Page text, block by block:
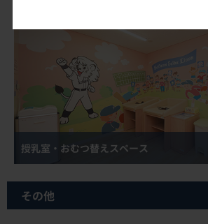
授乳室・おむつ替えスペース
その他